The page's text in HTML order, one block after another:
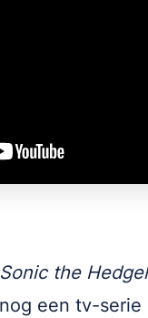
Sonic the
een tv-